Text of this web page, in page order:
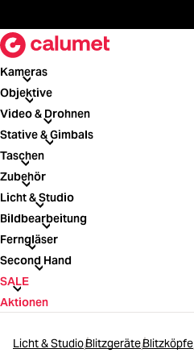
Kameras
Kameras
Objektive
Objektive
Video & Drohnen
Video & Drohnen
Stative & Gimbals
Stative & Gimbals
Taschen
Taschen
Zubehör
Zubehör
Licht & Studio
Licht & Studio
Bildbearbeitung
Bildbearbeitung
Ferngläser
Ferngläser
Second Hand
Second Hand
SALE
SALE
Aktionen
Licht & StudioBlitzgeräteBlitzköpfe